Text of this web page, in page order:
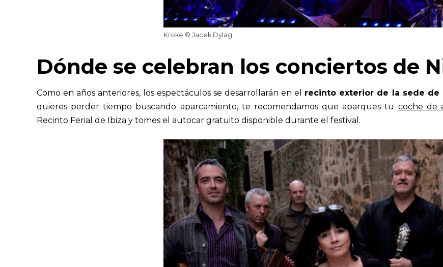
Kroke © Jacek Dylag
Dónde se celebran los conciertos de
Como en años anteriores, los espectáculos se desarrollarán en el recinto exterior de la sede de
quieres perder tiempo buscando aparcamiento, te recomendamos que aparques tu coche de
Recinto Ferial de Ibiza y tomes el autocar gratuito disponible durante el festival.